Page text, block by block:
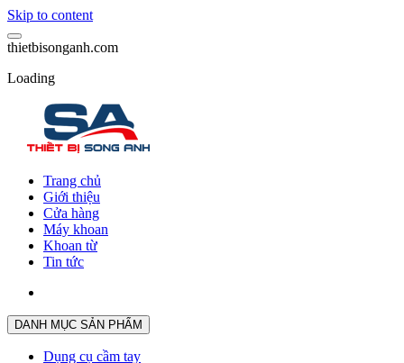
Skip to content
thietbisonganh.com
Loading
Trang chủ
Giới thiệu
Cửa hàng
Máy khoan
Khoan từ
Tin tức
DANH MỤC SẢN PHẨM
Dụng cụ cầm tay